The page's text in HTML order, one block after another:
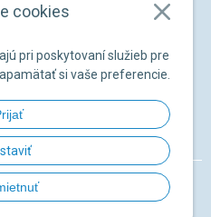
cookies
pri poskytovaní služieb pre
si vaše preferencie.
podmienky
údajov
zákazníka
na ďalší predaj
heslo
shop Pohoda Connector NextCom